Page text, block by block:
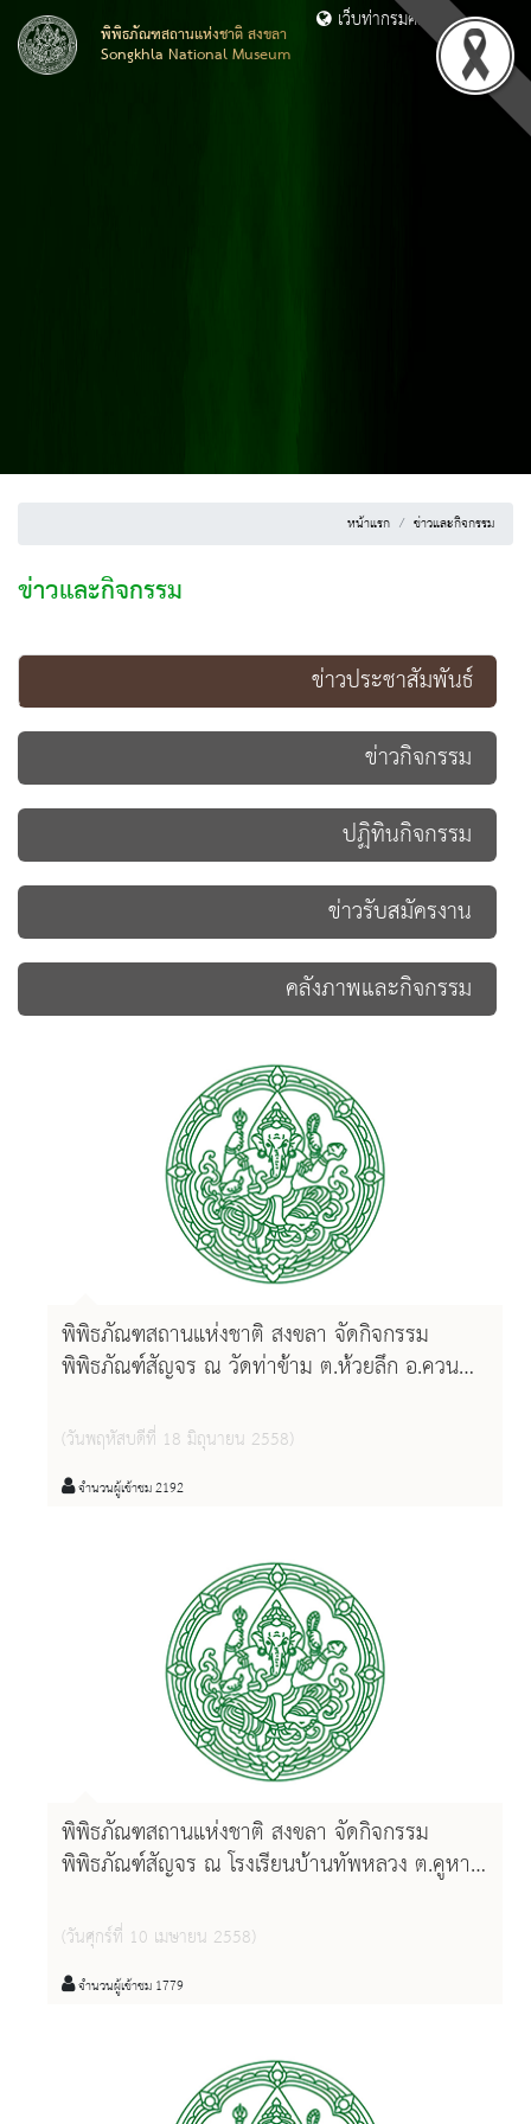
พิพิธภัณฑสถานแห่งชาติ สงขลา
Songkhla National Museum
เว็บท่ากรมศิลปากร
หน้าแรก ข่าวและกิจกรรม
ข่าวและกิจกรรม
ข่าวประชาสัมพันธ์
ข่าวกิจกรรม
ปฏิทินกิจกรรม
ข่าวรับสมัครงาน
คลังภาพและกิจกรรม
พิพิธภัณฑสถานแห่งชาติ สงขลา จัดกิจกรรม
พิพิธภัณฑ์สัญจร ณ วัดท่าข้าม ต.ห้วยลึก อ.ควน
(วันพฤหัสบดีที่ 18 มิถุนายน 2558)
จำนวนผู้เข้าชม 2192
พิพิธภัณฑสถานแห่งชาติ สงขลา จัดกิจกรรม
พิพิธภัณฑ์สัญจร ณ โรงเรียนบ้านทัพหลวง ต.คูหา
(วันศุกร์ที่ 10 เมษายน 2558)
จำนวนผู้เข้าชม 1779